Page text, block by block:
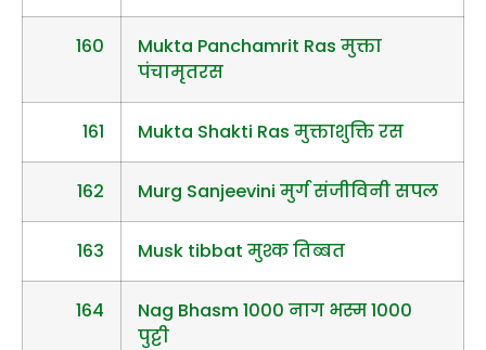
160
Mukta Panchamrit Ras मुक्ता
पंचामृतरस
161 Mukta Shakti Ras मुक्ताशुक्ति रस
162 Murg Sanjeevini मुर्ग संजीविनी सपल
163 Musk tibbat मुश्क तिब्बत
164
Nag Bhasm 1000 नाग भस्म 1000
पुट्टी